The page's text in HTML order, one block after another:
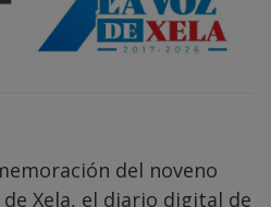
del noveno
Xela, el diario digital de